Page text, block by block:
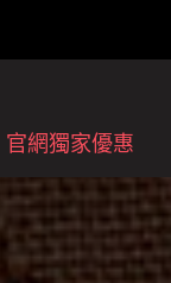
官網獨家優惠